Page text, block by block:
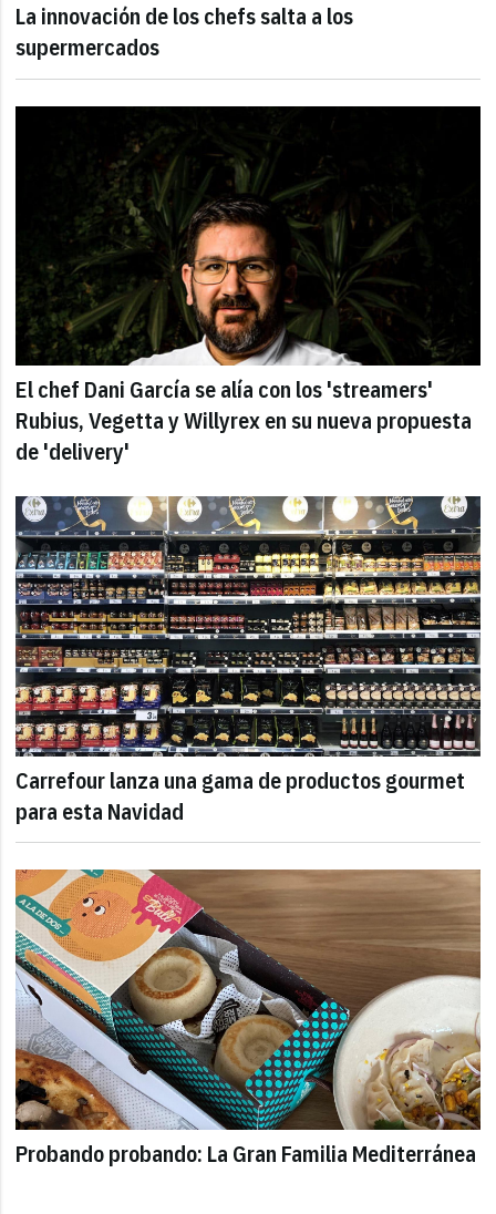
La innovación de los chefs salta a los
supermercados
El chef Dani García se alía con los 'streamers'
Rubius, Vegetta y Willyrex en su nueva propuesta
de 'delivery'
Carrefour lanza una gama de productos gourmet
para esta Navidad
Probando probando: La Gran Familia Mediterránea